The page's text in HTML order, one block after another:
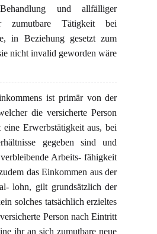
und allfälliger
zumutbare Tätigkeit bei
in Beziehung gesetzt zum
nicht invalid geworden wäre
ist primär von der
die versicherte Person
Erwerbstätigkeit aus, bei
gegeben sind und
Arbeits- fähigkeit
das Einkommen aus der
lohn, gilt grundsätzlich der
solches tatsächlich erzieltes
Person nach Eintritt
ihr an sich zumutbare neue